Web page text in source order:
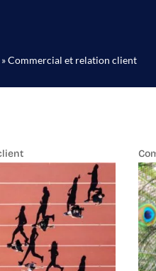
»Commercial et relation client